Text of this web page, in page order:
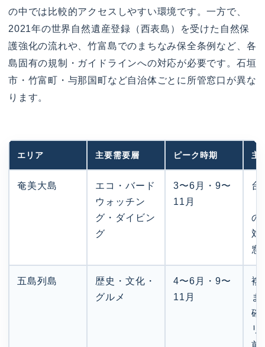
の中では比較的アクセスしやすい環境です。一方で、
2021年の世界自然遺産登録（西表島）を受けた自然保
護強化の流れや、竹富島でのまちなみ保全条例など、各
島固有の規制・ガイドラインへの対応が必要です。石垣
市・竹富町・与那国町など自治体ごとに所管窓口が異な
ります。
エリア 主要需要層 ピーク時期 主
奄美大島
エコ・バード
ウォッチン
グ・ダイビン
グ
3〜6月・9〜
11月
台
の
対
窓
五島列島
歴史・文化・
グルメ
4〜6月・9〜
11月
複
ま
確
リ
前